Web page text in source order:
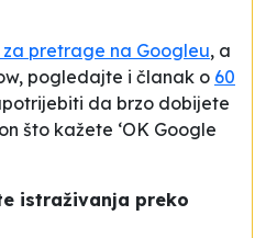
pretrage na Googleu, a
pogledajte i članak o 60
da brzo dobijete
što kažete ‘OK Google
istraživanja preko